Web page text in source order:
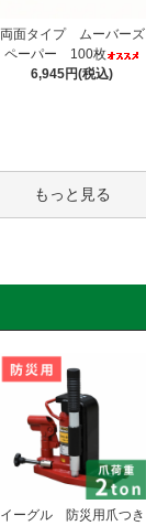
両面タイプ ムーバーズ
ペーパー 100枚
6,945円(税込)
もっと見る
イーグル 防災用爪つき